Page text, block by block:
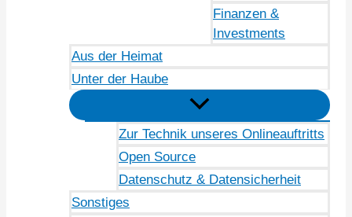
Finanzen &
Investments
Aus der Heimat
Unter der Haube
Zur Technik unseres Onlineauftritts
Open Source
Datenschutz & Datensicherheit
Sonstiges